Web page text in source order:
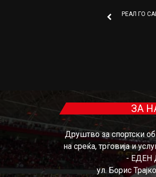
РЕАЛ ГО
ЗА
Друштво за спортски
на среќа, трговија и
- ЕДЕН
ул. Борис